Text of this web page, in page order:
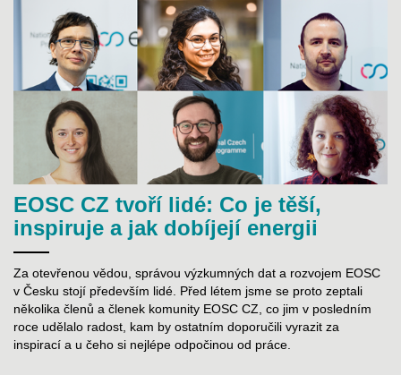
EOSC CZ tvoří lidé: Co je těší,
inspiruje a jak dobíjejí energii
Za otevřenou vědou, správou výzkumných dat a rozvojem EOSC
v Česku stojí především lidé. Před létem jsme se proto zeptali
několika členů a členek komunity EOSC CZ, co jim v posledním
roce udělalo radost, kam by ostatním doporučili vyrazit za
inspirací a u čeho si nejlépe odpočinou od práce.